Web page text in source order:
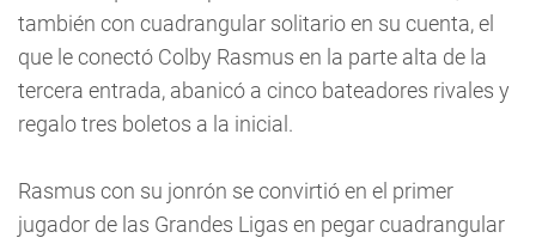
también con cuadrangular solitario en su cuenta, el
que le conectó Colby Rasmus en la parte alta de la
tercera entrada, abanicó a cinco bateadores rivales y
regalo tres boletos a la inicial.
Rasmus con su jonrón se convirtió en el primer
jugador de las Grandes Ligas en pegar cuadrangular